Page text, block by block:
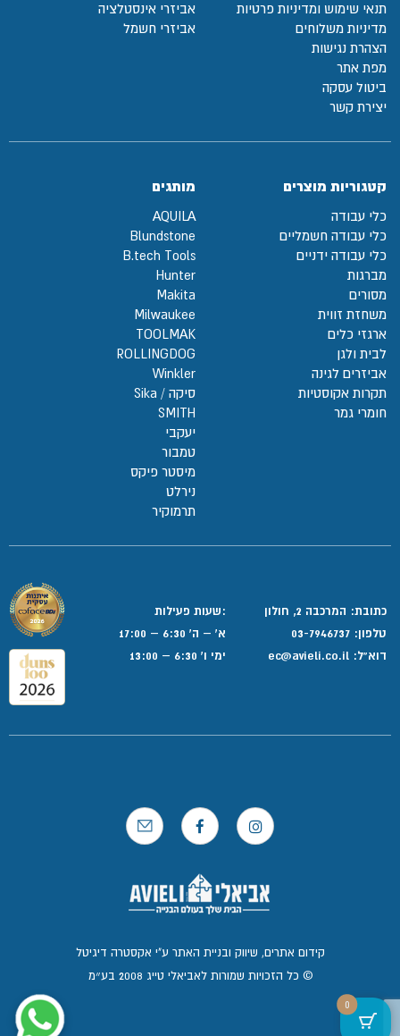
תנאי שימוש ומדיניות פרטיות
מדיניות משלוחים
הצהרת נגישות
מפת אתר
ביטול עסקה
יצירת קשר
אביזרי אינסטלציה
אביזרי חשמל
קטגוריות מוצרים
כלי עבודה
כלי עבודה חשמליים
כלי עבודה ידניים
מברגות
מסורים
משחזת זווית
ארגזי כלים
לבית ולגן
אביזרים לגינה
תקרות אקוסטיות
חומרי גמר
מותגים
AQUILA
Blundstone
B.tech Tools
Hunter
Makita
Milwaukee
TOOLMAK
ROLLINGDOG
Winkler
סיקה / Sika
SMITH
יעקבי
טמבור
מיסטר פיקס
נירלט
תרמוקיר
כתובת: המרכבה 2, חולון
טלפון: 03-7946737
דוא”ל:
:שעות פעילות
א' – ה' 6:30 – 17:00
ימי ו' 6:30 – 13:00
© כל הזכויות שמורות לאביאלי טייג 2008 בע״מ
קידום אתרים, שיווק ובניית האתר ע"י אקסטרה דיגיטל
0